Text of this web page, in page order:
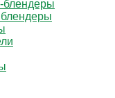
блендеры